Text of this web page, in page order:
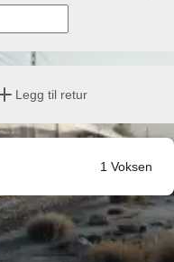
Legg til retur
1 Voksen